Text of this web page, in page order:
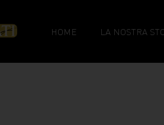
HOME LA NOSTRA